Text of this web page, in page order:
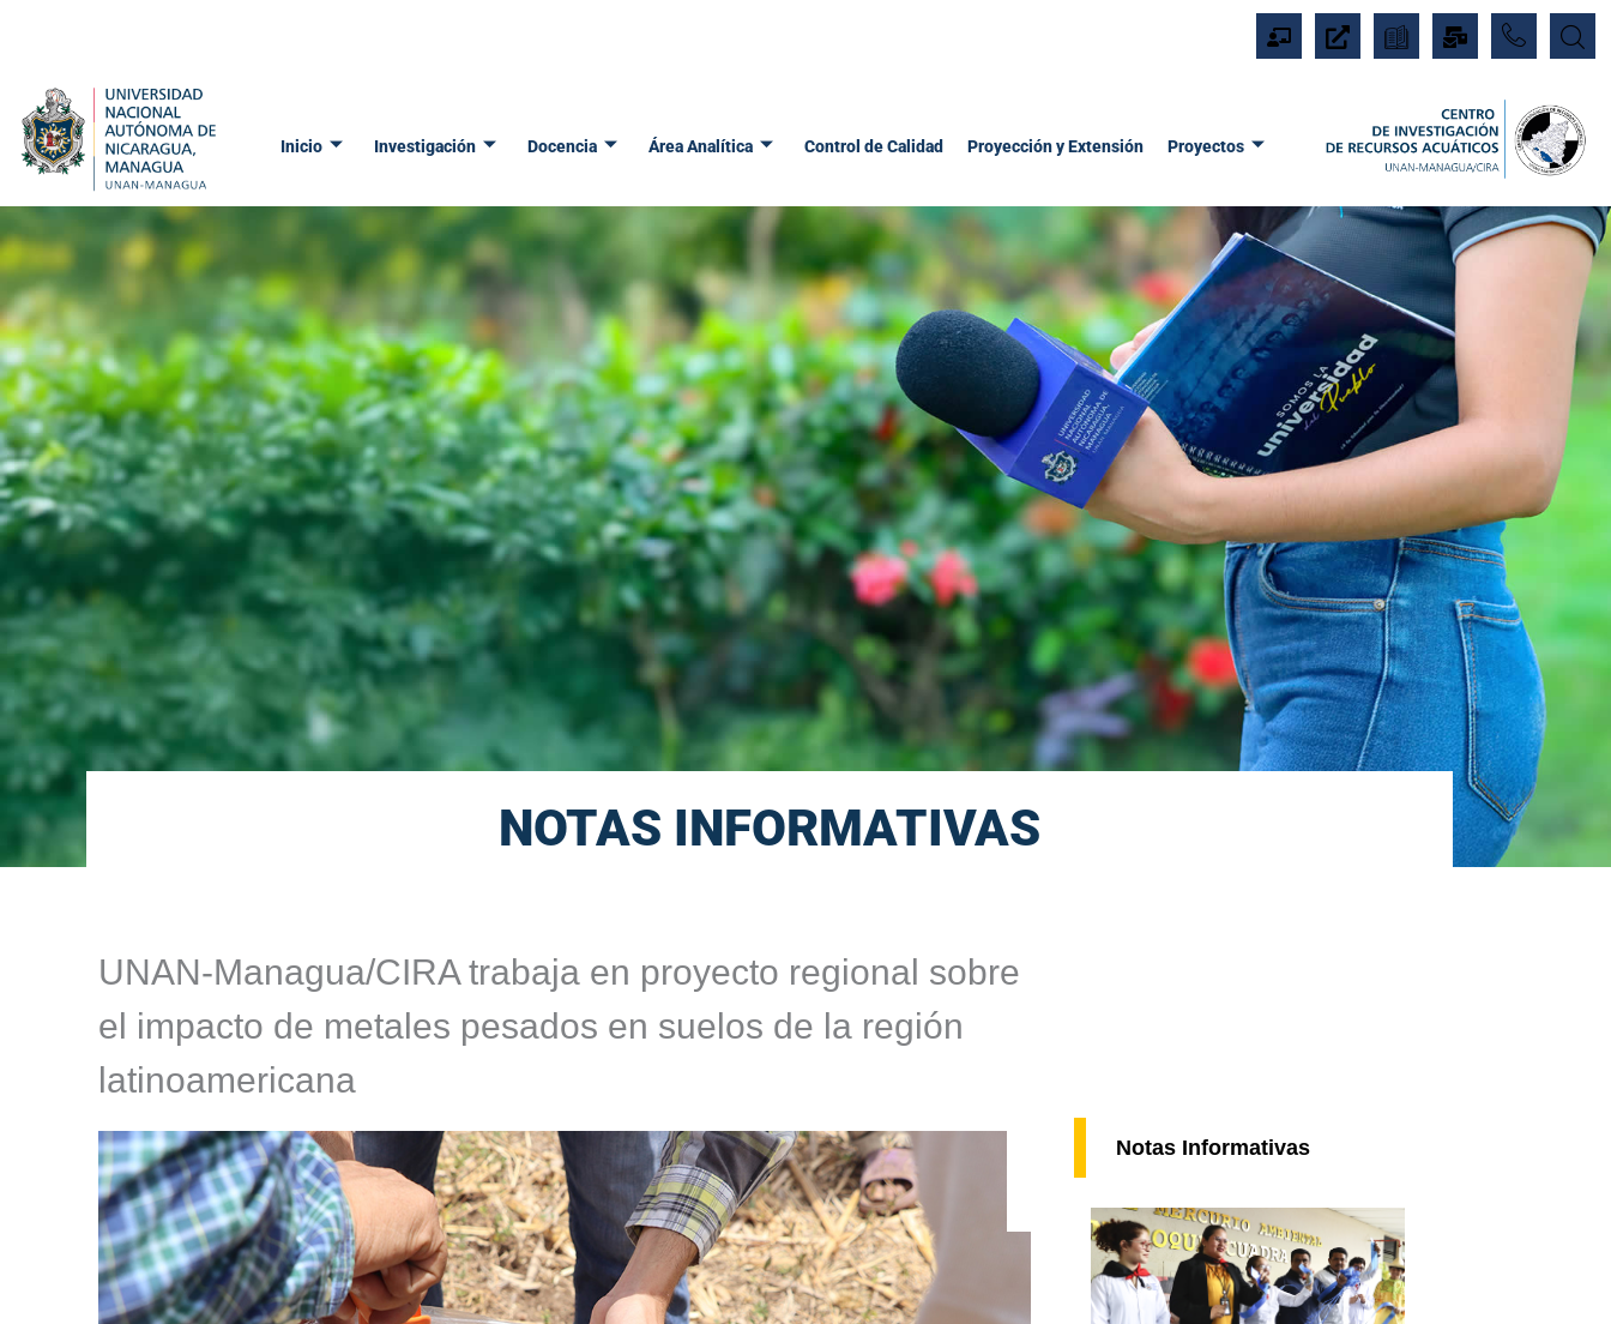
contenido
Inicio Investigación Docencia Área Analítica Control de Calidad Proyección y Extensión Proyectos
NOTAS INFORMATIVAS
UNAN-Managua/CIRA trabaja en proyecto regional sobre
el impacto de metales pesados en suelos de la región
latinoamericana
Notas Informativas